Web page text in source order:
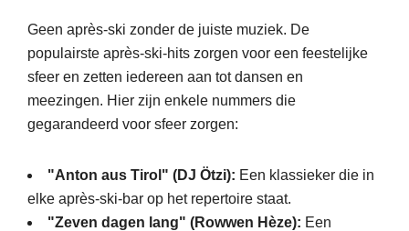
Geen après-ski zonder de juiste muziek. De
populairste après-ski-hits zorgen voor een feestelijke
sfeer en zetten iedereen aan tot dansen en
meezingen. Hier zijn enkele nummers die
gegarandeerd voor sfeer zorgen:
"Anton aus Tirol" (DJ Ötzi): Een klassieker die in
elke après-ski-bar op het repertoire staat.
"Zeven dagen lang" (Rowwen Hèze): Een